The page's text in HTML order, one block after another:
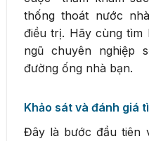
thống thoát nước
điều trị. Hãy cùng tìm
ngũ chuyên nghiệp
đường ống nhà bạn.
Khảo sát và đánh giá
Đây là bước đầu tiên